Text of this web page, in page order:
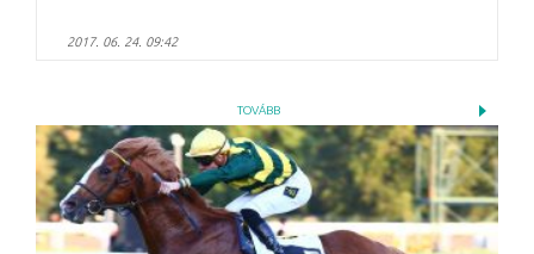
2017. 06. 24. 09:42
TOVÁBB